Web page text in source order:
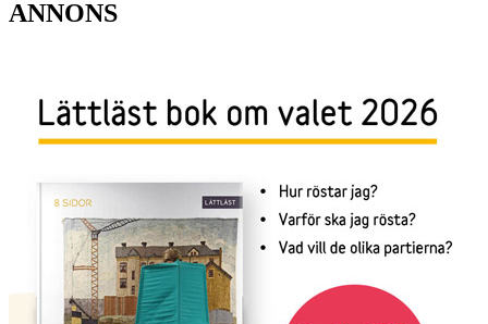
ANNONS